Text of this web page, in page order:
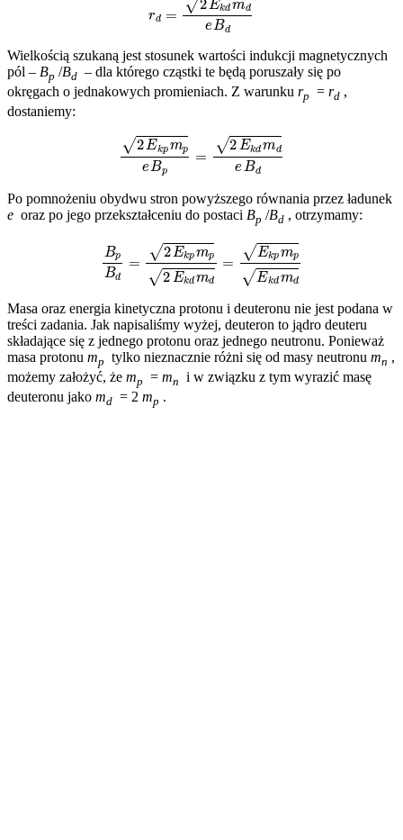
Wielkością szukaną jest stosunek wartości indukcji magnetycznych
pól – Bp /Bd – dla którego cząstki te będą poruszały się po
okręgach o jednakowych promieniach. Z warunku rp = rd ,
dostaniemy:
EkpmpeB EkdmdeB
Po pomnożeniu obydwu stron powyższego równania przez ładunek
e oraz po jego przekształceniu do postaci Bp /Bd , otrzymamy:
=( p(2Ekdm kpmp(E
Masa oraz energia kinetyczna protonu i deuteronu nie jest podana w
treści zadania. Jak napisaliśmy wyżej, deuteron to jądro deuteru
składające się z jednego protonu oraz jednego neutronu. Ponieważ
masa protonu mp tylko nieznacznie różni się od masy neutronu mn ,
możemy założyć, że mp = mn i w związku z tym wyrazić masę
deuteronu jako md = 2 mp .